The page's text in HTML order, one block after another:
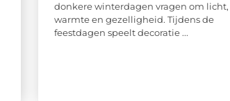
donkere winterdagen vragen om licht,
warmte en gezelligheid. Tijdens de
feestdagen speelt decoratie ...